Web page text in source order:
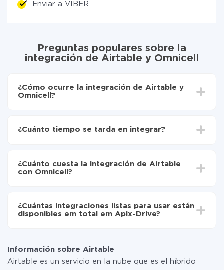
Enviar a VIBER
Preguntas populares sobre la
integración de Airtable y Omnicell
¿Cómo ocurre la integración de Airtable y
Omnicell?
Elija qué datos transferir de Airtable a Omnicell
de Airtable a Omnicell
¿Cuánto tiempo se tarda en integrar?
oscilar entre 5 y 30 minutos. En promedio, la
configuración tarda entre 10 y 15 minutos.
¿Cuánto cuesta la integración de Airtable
con Omnicell?
tarifas. Usted solo paga por la cantidad de datos que
realmente se transfieren de uno de sus sistemas a otro
manera segura un plan de tarifa gratuita o cambiar a
uno de pago, si es necesario. Más detalles sobre
tarifas .
¿Cuántas integraciones listas para usar están
disponibles em total em Apix-Drive?
Información sobre Airtable
Airtable es un servicio en la nube que es el híbrido